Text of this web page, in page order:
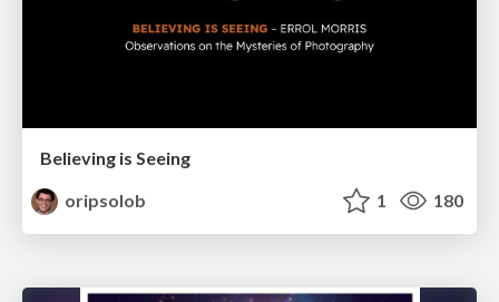
Believing is Seeing
oripsolob
1 180